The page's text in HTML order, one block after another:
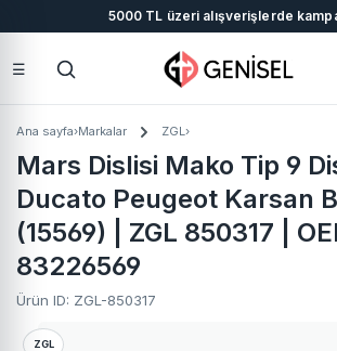
Ana içeriğe geç5000 TL üzeri alışverişlerde
☰
Ana sayfa›Markalar ZGL›
Mars Dislisi Mako Tip 9
Ducato Peugeot Karsan
(15569) | ZGL 850317 |
83226569
Ürün ID: ZGL-850317
ZGL
Resim galerisini atla